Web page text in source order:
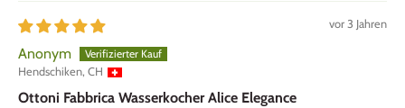
vor 3 Jahren
Anonym
Hendschiken, CH
Ottoni Fabbrica Wasserkocher Alice Elegance